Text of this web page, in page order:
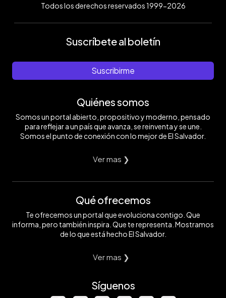
Todos los derechos reservados 1999-2026
Suscríbete al boletín
Suscribirme
Quiénes somos
Somos un portal abierto, propositivo y moderno, pensado
para reflejar a un país que avanza, se reinventa y se une.
Somos el punto de conexión con lo mejor de El Salvador.
Ver mas ❯
Qué ofrecemos
Te ofrecemos un portal que evoluciona contigo. Que
informa, pero también inspira. Que te representa. Mostramos
de lo que está hecho El Salvador.
Ver mas ❯
Síguenos